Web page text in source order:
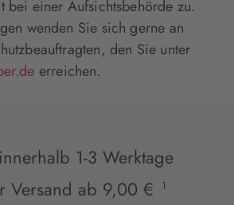
bei einer Aufsichtsbehörde zu.
wenden Sie sich gerne an
den Sie unter
erreichen.
1-3 Werktage
Versand ab 9,00 €
1